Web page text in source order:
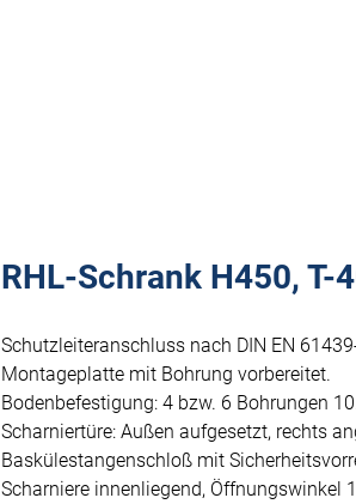
RHL-Schrank H450, T-
Schutzleiteranschluss nach DIN EN
Montageplatte mit Bohrung vorbereitet.
Bodenbefestigung: 4 bzw. 6 Bohrungen
Scharniertüre: Außen aufgesetzt, rechts
Baskülestangenschloß mit
Scharniere innenliegend, Öffnungswinkel